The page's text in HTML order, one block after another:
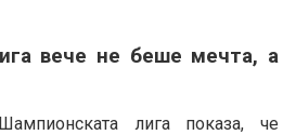
вече не беше мечта, а
лига показа, че